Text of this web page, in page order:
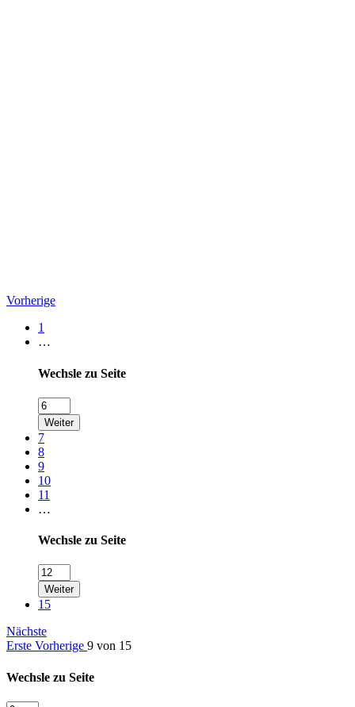
Vorherige
1
…
Wechsle zu Seite
Weiter
7
8
9
10
11
…
Wechsle zu Seite
Weiter
15
Nächste
Erste Vorherige 9 von 15
Wechsle zu Seite